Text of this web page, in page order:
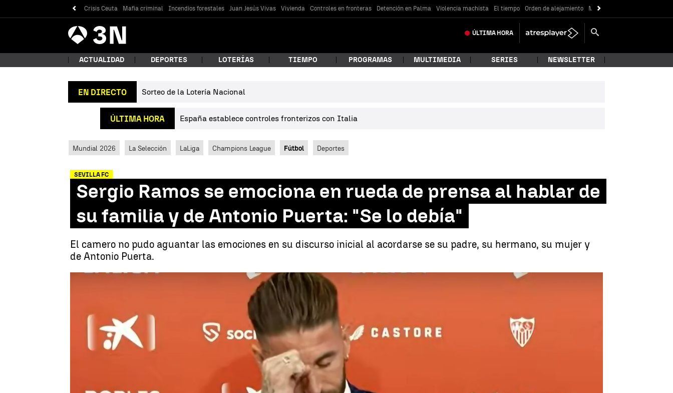
Crisis Ceuta Mafia criminal Incendios forestales Juan Jesús Vivas Vivienda Controles en fronteras Detención en Palma Violencia machista El tiempo Orden de alejamiento Messi
Antena
3 Noticias ÚLTIMA HORA
¿Qué estás buscando?
Buscar
ACTUALIDAD DEPORTES LOTERÍAS TIEMPO PROGRAMAS MULTIMEDIA SERIES NEWSLETTER
EN DIRECTO Sorteo de la Lotería Nacional
ÚLTIMA HORA España establece controles fronterizos con Italia
Mundial 2026 La Selección LaLiga Champions League Fútbol Deportes
SEVILLA FC
Sergio Ramos se emociona en rueda de prensa al hablar de
su familia y de Antonio Puerta: "Se lo debía"
El camero no pudo aguantar las emociones en su discurso inicial al acordarse se su padre, su hermano, su mujer y
de Antonio Puerta.
Sergio Ramos se emociona en rueda de prensa al hablar de su familia y de Antonio Puerta: "Se lo debía" |